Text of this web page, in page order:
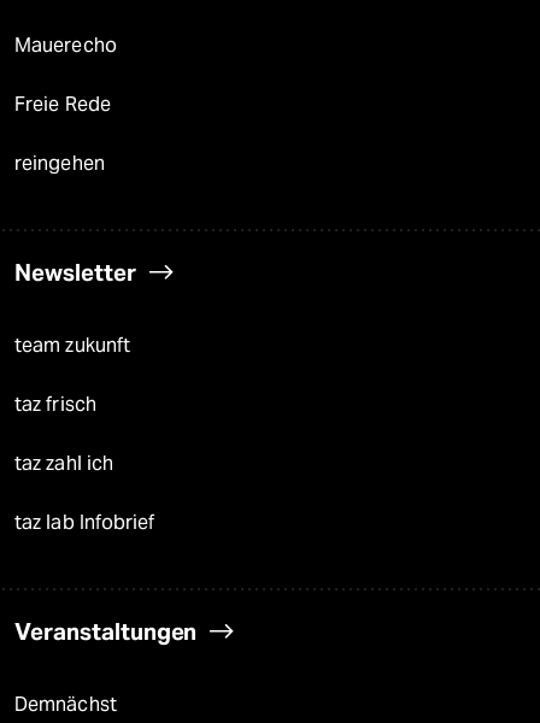
Mauerecho
Freie Rede
reingehen
Newsletter
team zukunft
taz frisch
taz zahl ich
taz lab Infobrief
Veranstaltungen
Demnächst